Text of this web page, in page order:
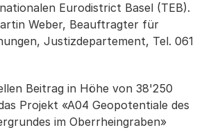
Eurodistrict Basel (TEB).
Weber, Beauftragter für
Justizdepartement, Tel. 061
Beitrag in Höhe von 38'250
Projekt «A04 Geopotentiale des
im Oberrheingraben»